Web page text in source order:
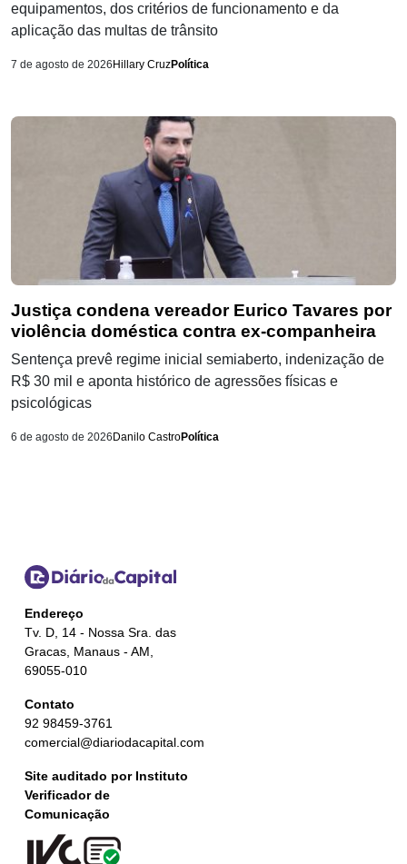
equipamentos, dos critérios de funcionamento e da
aplicação das multas de trânsito
7 de agosto de 2026 Hillary CruzPolítica
Justiça condena vereador Eurico Tavares por
violência doméstica contra ex-companheira
Sentença prevê regime inicial semiaberto, indenização de
R$ 30 mil e aponta histórico de agressões físicas e
psicológicas
6 de agosto de 2026 Danilo CastroPolítica
Endereço
Tv. D, 14 - Nossa Sra. das
Gracas, Manaus - AM,
69055-010
Contato
92 98459-3761
comercial@diariodacapital.com
Site auditado por Instituto
Verificador de
Comunicação